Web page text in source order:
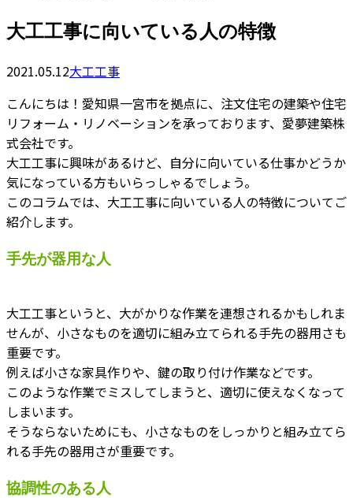
大工工事に向いている人の特徴
2021.05.12大工工事
こんにちは！愛知県一宮市を拠点に、注文住宅の建築や住宅
リフォーム・リノベーションを承っております、愛夢建築株
式会社です。
大工工事に興味があるけど、自分に向いている仕事かどうか
気になっている方もいらっしゃるでしょう。
このコラムでは、大工工事に向いている人の特徴についてご
紹介します。
手先が器用な人
大工工事というと、大がかりな作業を連想されるかもしれま
せんが、小さなものを適切に組み立てられる手先の器用さも
重要です。
例えば小さな家具作りや、鍵の取り付け作業などです。
このような作業でミスしてしまうと、適切に使えなくなって
しまいます。
そうならないためにも、小さなものをしっかりと組み立てら
れる手先の器用さが重要です。
協調性のある人